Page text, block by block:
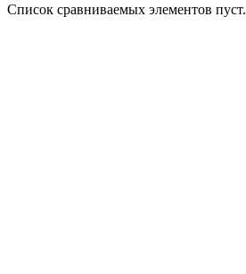
Список сравниваемых элементов пуст.